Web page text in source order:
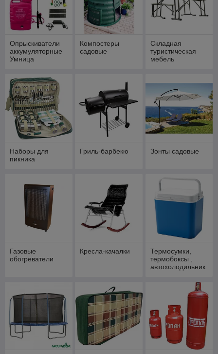
Опрыскиватели
аккумуляторные
Умница
Компостеры
садовые
Складная
туристическая
мебель
Наборы для
пикника
Гриль-барбекю Зонты садовые
Газовые
обогреватели
Кресла-качалки
Термосумки,
термобоксы ,
автохолодильник